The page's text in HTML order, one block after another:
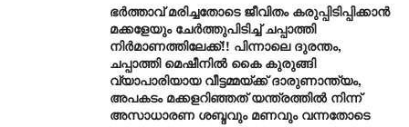
ഭർത്താവ് മരിച്ചതോടെ ജീവിതം കരുപ്പിടിപ്പിക്കാൻ
മക്കളേയും ചേർത്തുപിടിച്ച് ചപ്പാത്തി
നിർമാണത്തിലേക്ക്!! പിന്നാലെ ദുരന്തം,
ചപ്പാത്തി മെഷീനിൽ കൈ കുരുങ്ങി
വ്യാപാരിയായ വീട്ടമ്മയ്ക്ക് ദാരുണാന്ത്യം,
അപകടം മക്കളറിഞ്ഞത് യന്ത്രത്തിൽ നിന്ന്
അസാധാരണ ശബ്ദവും മണവും വന്നതോടെ